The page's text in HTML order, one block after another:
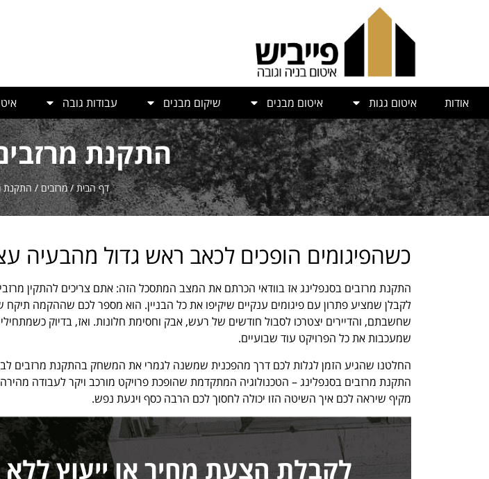
אודות איטום גגות איטום מבנים שיקום מבנים עבודות גובה
התקנת
דף הבית/מרזבים/התקנת
כשהפיגומים הופכים לכאב ראש גדול מהבעיה
לקבלן שמציע פתרון עם פיגומים ענקיים שיקיפו את כל הבניין. הוא מספר לכם שההקמה
שחשבתם, והדיירים יצטרכו לסבול חודשים של רעש, אבק וחסימת חלונות. ואז, בדיוק
שמעכבות את כל הפרויקט עוד שבועיים.
החלטנו שהגיע הזמן לגלות לכם דרך מהפכנית שמשנה לגמרי את המשחק בהתקנת מרזבים
התקנת מרזבים בסנפלינג – הטכנולוגיה המתקדמת שהופכת פרויקט מורכב ויקר לעבודה
מקיף שיראה לכם איך השיטה הזו יכולה לחסוך לכם הרבה כסף ויגעת נפש.
לקבלת הצעת מחיר או ייעוץ ללא